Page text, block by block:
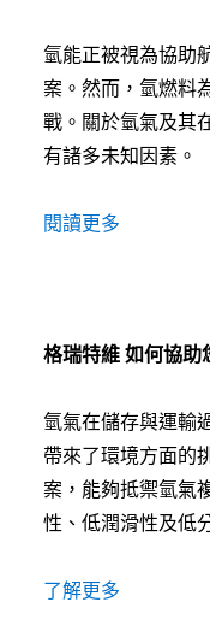
氫能正被視為協助
案。然而，氫燃料
戰。關於氫氣及其
有諸多未知因素。
閱讀更多
格瑞特維 如何協助
氫氣在儲存與運輸
帶來了環境方面的
案，能夠抵禦氫氣
性、低潤滑性及低
了解更多